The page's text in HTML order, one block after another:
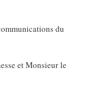
du
et Monsieur le